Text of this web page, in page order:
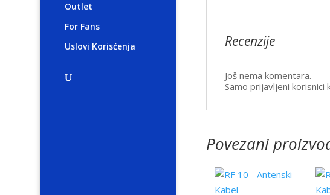
Outlet
For Fans
Uslovi Korisćenja
Recenzije
Još nema komentara.
Samo prijavljeni
Povezani